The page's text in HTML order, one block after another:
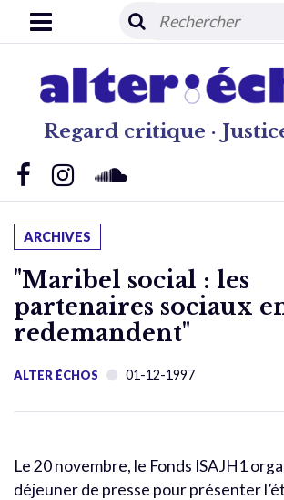
Regard critique ·
ARCHIVES
"Maribel social : les
partenaires sociaux
redemandent"
ALTER ÉCHOS 01-12-1997
Le 20 novembre, le Fonds ISAJH1
déjeuner de presse pour présenter